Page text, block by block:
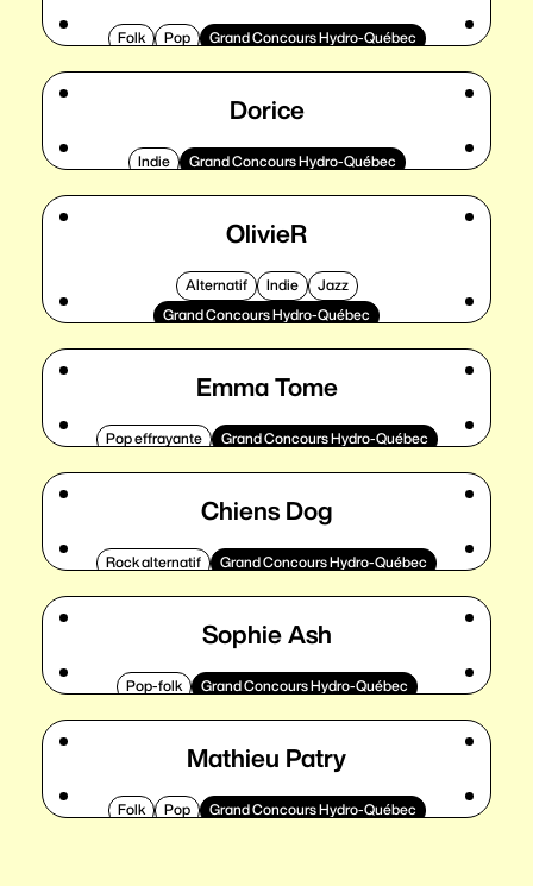
Folk Pop Grand Concours Hydro-Québec
Dorice
Indie Grand Concours Hydro-Québec
OlivieR
Alternatif Indie
Jazz
Grand Concours Hydro-Québec
Emma Tome
Pop effrayante Grand Concours Hydro-Québec
Chiens Dog
Rock alternatif Grand Concours Hydro-Québec
Sophie Ash
Pop-folk Grand Concours Hydro-Québec
Mathieu Patry
Folk Pop Grand Concours Hydro-Québec